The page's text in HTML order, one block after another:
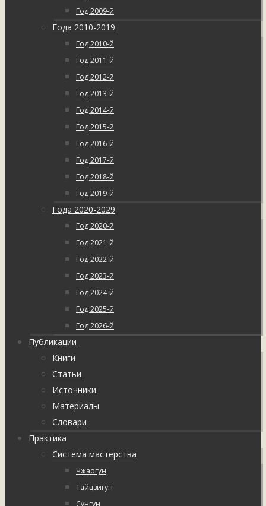
Год 2009-й
Года 2010-2019
Год 2010-й
Год 2011-й
Год 2012-й
Год 2013-й
Год 2014-й
Год 2015-й
Год 2016-й
Год 2017-й
Год 2018-й
Год 2019-й
Года 2020-2029
Год 2020-й
Год 2021-й
Год 2022-й
Год 2023-й
Год 2024-й
Год 2025-й
Год 2026-й
Публикации
Книги
Статьи
Источники
Материалы
Словари
Практика
Система мастерства
Чжаогун
Тайцзигун
Сунгун